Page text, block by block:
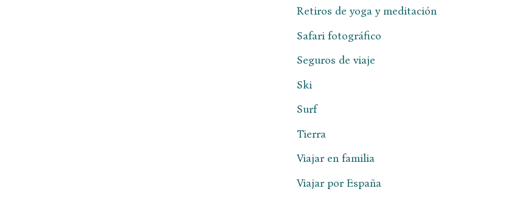
Retiros de yoga y meditación
Safari fotográfico
Seguros de viaje
Ski
Surf
Tierra
Viajar en familia
Viajar por España